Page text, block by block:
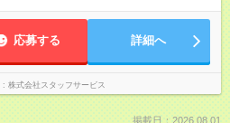
応募する 詳細へ
株式会社スタッフサービス
掲載日：2026.08.01